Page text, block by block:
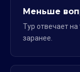
Меньше
Тур отвечает
заранее.